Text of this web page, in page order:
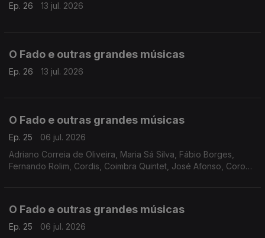
Ep. 26 13 jul. 2026
O Fado e outras grandes músicas
Ep. 26 13 jul. 2026
O Fado e outras grandes músicas
Ep. 25
06 jul. 2026
Adriano Correia de Oliveira, Maria Sá Silva, Fábio Borges,
Fernando Rolim, Cordis, Coimbra Quintet, José Afonso, Coro
O Fado e outras grandes músicas
Ep. 25
06 jul. 2026